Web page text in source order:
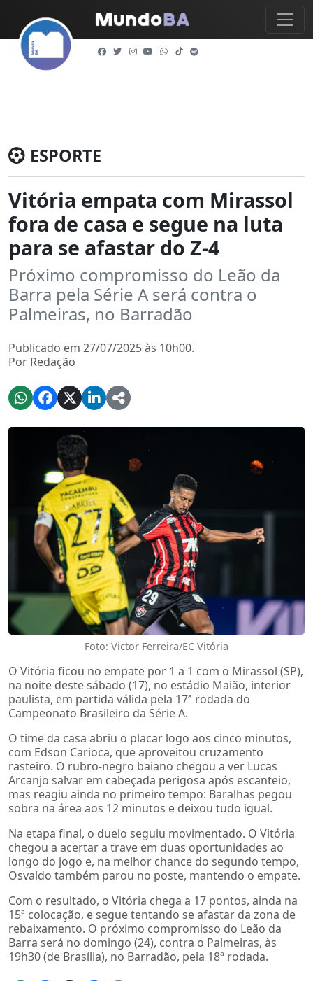
ESPORTE
Vitória empata com Mirassol
fora de casa e segue na luta
para se afastar do Z-4
Próximo compromisso do Leão da
Barra pela Série A será contra o
Palmeiras, no Barradão
Publicado em 27/07/2025 às 10h00.
Por Redação
Foto: Victor Ferreira/EC Vitória
O Vitória ficou no empate por 1 a 1 com o Mirassol (SP),
na noite deste sábado (17), no estádio Maião, interior
paulista, em partida válida pela 17ª rodada do
Campeonato Brasileiro da Série A.
O time da casa abriu o placar logo aos cinco minutos,
com Edson Carioca, que aproveitou cruzamento
rasteiro. O rubro-negro baiano chegou a ver Lucas
Arcanjo salvar em cabeçada perigosa após escanteio,
mas reagiu ainda no primeiro tempo: Baralhas pegou
sobra na área aos 12 minutos e deixou tudo igual.
Na etapa final, o duelo seguiu movimentado. O Vitória
chegou a acertar a trave em duas oportunidades ao
longo do jogo e, na melhor chance do segundo tempo,
Osvaldo também parou no poste, mantendo o empate.
Com o resultado, o Vitória chega a 17 pontos, ainda na
15ª colocação, e segue tentando se afastar da zona de
rebaixamento. O próximo compromisso do Leão da
Barra será no domingo (24), contra o Palmeiras, às
19h30 (de Brasília), no Barradão, pela 18ª rodada.